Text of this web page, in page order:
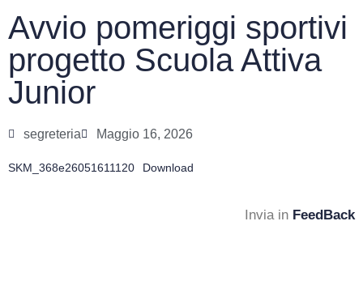
Avvio pomeriggi sportivi
progetto Scuola Attiva
Junior
segreteria Maggio 16, 2026
SKM_368e26051611120 Download
Invia in FeedBack